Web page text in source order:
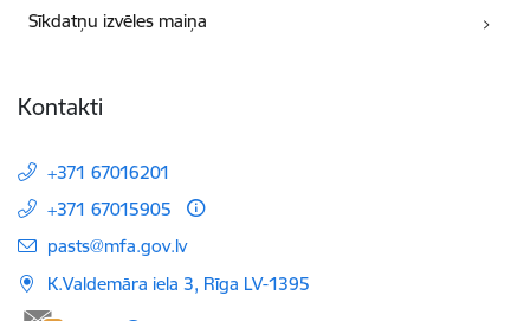
Sīkdatņu izvēles maiņa
Kontakti
+371 67016201
+371 67015905
E-pasts:
pasts@mfa.gov.lv
K.Valdemāra iela 3, Rīga LV-1395